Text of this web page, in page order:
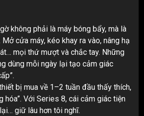
không phải là máy bóng bẩy, mà là
Mở cửa máy, kéo khay ra vào, nâng hạ
mọi thứ mượt và chắc tay. Những
dùng mỗi ngày lại tạo cảm giác
bị mua về 1–2 tuần đầu thấy thích,
hóa”. Với Series 8, cái cảm giác tiện
giữ lâu hơn tôi nghĩ.